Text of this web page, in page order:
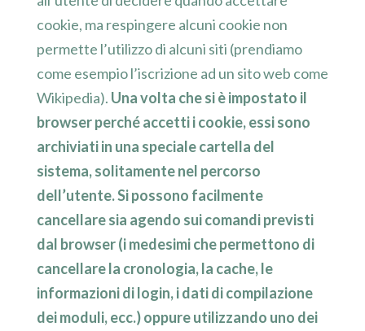
cookie, ma respingere alcuni cookie non
permette l’utilizzo di alcuni siti (prendiamo
come esempio l’iscrizione ad un sito web come
Wikipedia). Una volta che si è impostato il
browser perché accetti i cookie, essi sono
archiviati in una speciale cartella del
sistema, solitamente nel percorso
dell’utente. Si possono facilmente
cancellare sia agendo sui comandi previsti
dal browser (i medesimi che permettono di
cancellare la cronologia, la cache, le
informazioni di login, i dati di compilazione
dei moduli, ecc.) oppure utilizzando uno dei